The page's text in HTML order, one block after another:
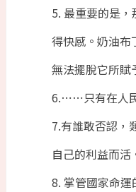
5. 最重要的是
得快感。奶油布
無法擺脫它所賦
6.⋯⋯只有在人
7.有誰敢否認，
自己的利益而活
8. 掌管國家命